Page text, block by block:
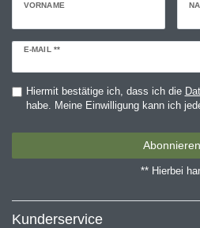
VORNAME
E-MAIL **
Newsletter
Hiermit bestätige ich, dass ich die
habe. Meine Einwilligung kann ich
Abonnieren
** Hierbei
Kunderservice